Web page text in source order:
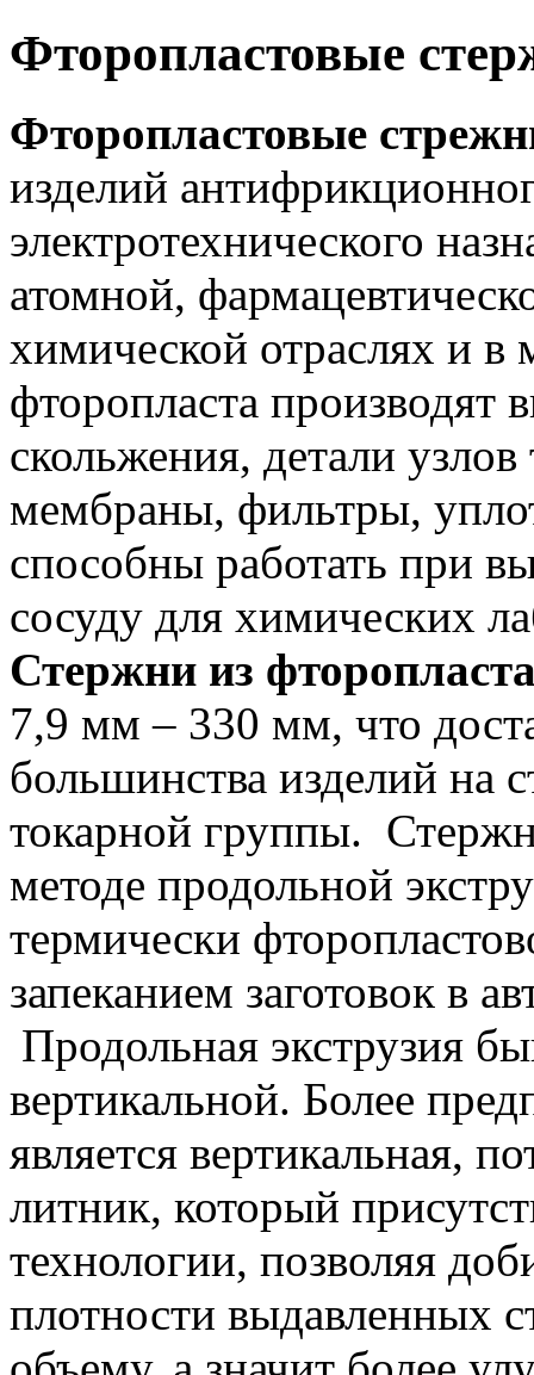
Фторопластовые
Фторопластовые
изделий
электротехнического
атомной,
химической отраслях и
фторопласта
скольжения, детали
мембраны, фильтры,
способны работать при
сосуду для химических
Стержни из
7,9 мм – 330 мм, что
большинства изделий на
токарной группы.
методе продольной
термически
запеканием заготовок в
Продольная экструзия
вертикальной. Более
является вертикальная,
литник, который
технологии, позволяя
плотности выдавленных